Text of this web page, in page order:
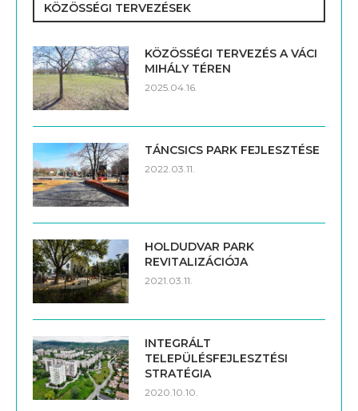
KÖZÖSSÉGI TERVEZÉSEK
KÖZÖSSÉGI TERVEZÉS A VÁCI
MIHÁLY TÉREN
2025.04.16.
TÁNCSICS PARK FEJLESZTÉSE
2022.03.11.
HOLDUDVAR PARK
REVITALIZÁCIÓJA
2021.03.11.
INTEGRÁLT
TELEPÜLÉSFEJLESZTÉSI
STRATÉGIA
2020.10.10.